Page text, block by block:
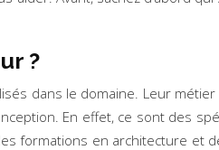
?
dans le domaine. Leur
En effet, ce sont des
formations en architecture et